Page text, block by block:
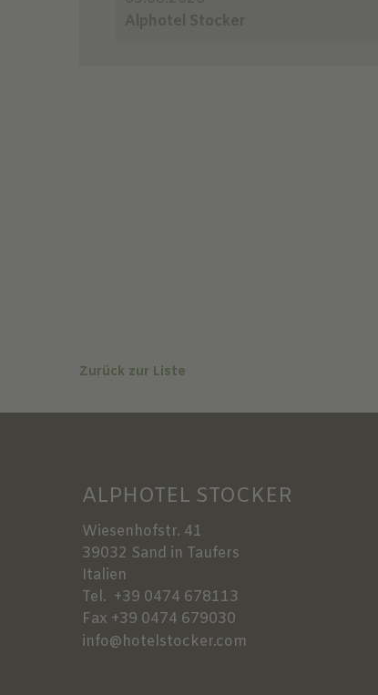
Zurück zur Liste
ALPHOTEL STOCKER
Wiesenhofstr. 41
39032 Sand in Taufers
Italien
Tel. +39 0474 678113
Fax +39 0474 679030
info@hotelstocker.com